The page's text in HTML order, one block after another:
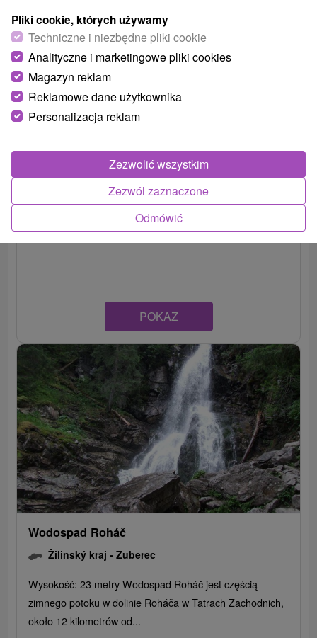
Wodospad Sharafia
Žilinský kraj -Žiar
POKAZ
Wodospad Roháč
Žilinský kraj -Zuberec
Wysokość: 23 metry Wodospad Roháč jest częścią
zimnego potoku w dolinie Roháča w Tatrach Zachodnich,
około 12 kilometrów od...
Pliki cookie, których używamy
Techniczne i niezbędne pliki cookie
Analityczne i marketingowe pliki cookies
Magazyn reklam
Reklamowe dane użytkownika
Personalizacja reklam
Odmówić
Zezwól zaznaczone
Zezwolić wszystkim